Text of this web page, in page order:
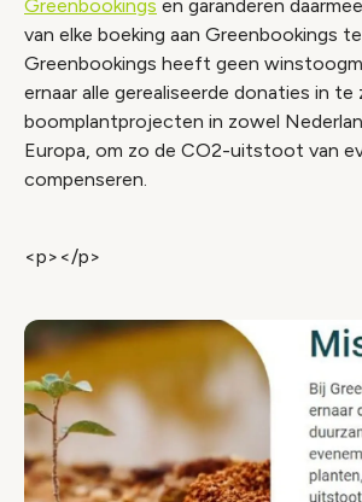
Greenbookings en garanderen
van elke boeking aan Greenbookings
Greenbookings heeft geen
ernaar alle gerealiseerde donaties in
boomplantprojecten in zowel
Europa, om zo de CO2-uitstoot van
compenseren.
<p></p>